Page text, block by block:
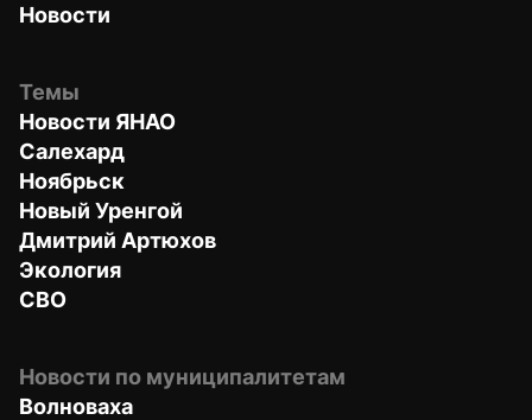
Новости
Темы
Новости ЯНАО
Салехард
Ноябрьск
Новый Уренгой
Дмитрий Артюхов
Экология
СВО
Новости по муниципалитетам
Волноваха